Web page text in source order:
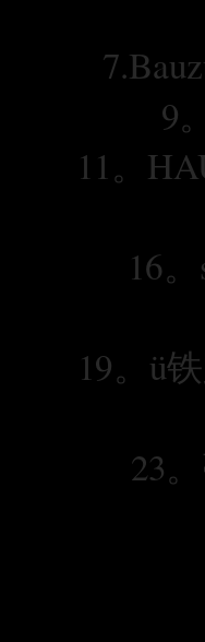
9
11。
16
19。ü
23